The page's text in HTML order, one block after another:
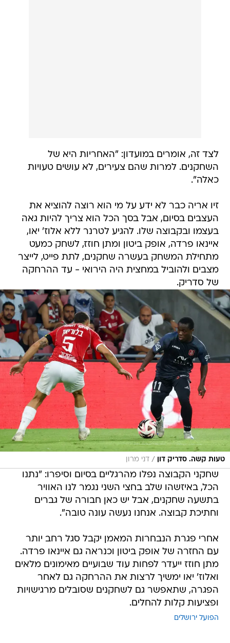
לצד זה, אומרים במועדון: "האחריות היא של
השחקנים. למרות שהם צעירים, לא עושים טעויות
כאלה".
זיו אריה כבר לא ידע על מי הוא רוצה להוציא את
העצבים בסיום, אבל בסך הכל הוא צריך להיות גאה
בעצמו ובקבוצה שלו. להגיע לטרנר ללא אלוז' יאו,
איינאו פרדה, אופק ביטון ומתן חוזז, לשחק כמעט
מתחילת המשחק בעשרה שחקנים, לתת פייט, לייצר
מצבים ולהוביל במחצית היה הירואי - עד ההרחקה
של סדריק.
טעות קשה. סדריק דון / דני מרון
שחקני הקבוצה נפלו מהרגליים בסיום וסיפרו: "נתנו
הכל, באיזשהו שלב בחצי השני נגמר לנו האוויר
בתשעה שחקנים, אבל יש כאן חבורה של גברים
וחתיכת קבוצה. אנחנו נעשה עונה טובה".
אחרי פגרת הנבחרות המאמן יקבל סגל רחב יותר
עם החזרה של אופק ביטון וכנראה גם איינאו פרדה.
מתן חוזז ייעדר לפחות עוד שבועיים מאימונים מלאים
ואלוז' יאו ימשיך לרצות את ההרחקה גם לאחר
הפגרה, שתאפשר גם לשחקנים שסובלים מרגישויות
ופציעות קלות להחלים.
הפועל ירושלים